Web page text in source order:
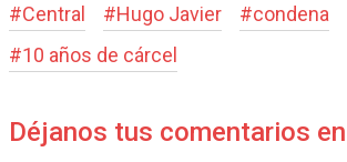
#Central #Hugo Javier #condena
#10 años de cárcel
Déjanos tus comentarios